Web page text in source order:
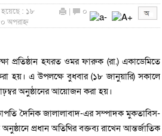
হয়েছে : ১৮
অপরাহ্ন
| ০
প্রতিষ্ঠান হযরত ওমর ফারুক (রা.) একাডেমিতে
হয়। এ উপলক্ষে বুধবার (১৮ জানুয়ারি) সকালে
অনুষ্ঠানের আয়োজন করা হয়।
দৈনিক জালালাবাদ-এর সম্পাদক মুকতাবিস-
প্রধান অতিথির বক্তব্য রাখেন আন্তর্জাতিক